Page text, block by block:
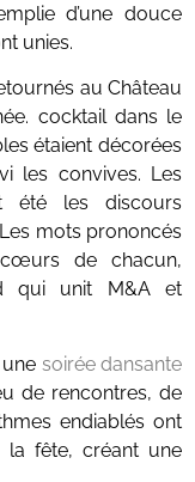
d’une douce
unies.
au Château
cocktail dans le
étaient décorées
les convives. Les
été les discours
mots prononcés
de chacun,
qui unit M&A et
soirée dansante
de rencontres, de
endiablés ont
fête, créant une